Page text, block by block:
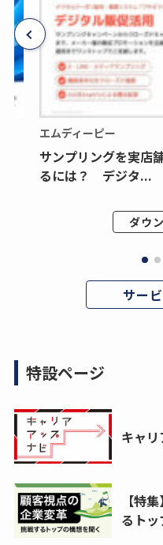
エムディーピー
サンプリングを実店
るには？ デジタ...
ダウ
サー
特設ページ
キャ
【特
るトッ